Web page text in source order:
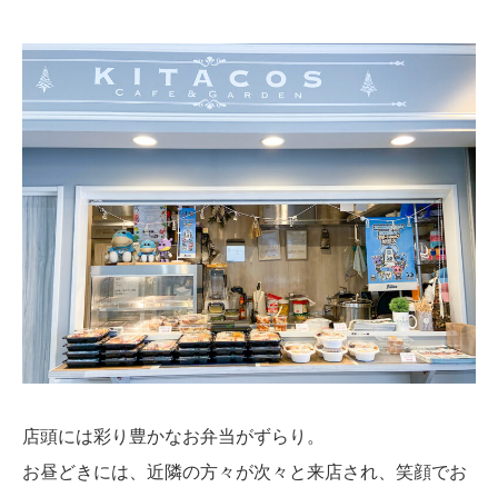
店頭には彩り豊かなお弁当がずらり。
お昼どきには、近隣の方々が次々と来店され、笑顔でお